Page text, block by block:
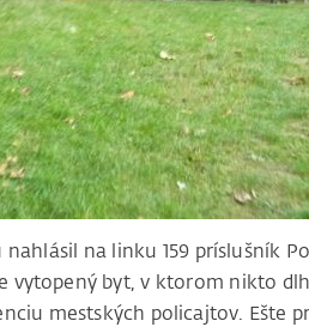
na linku 159 príslušník
vytopený byt, v ktorom nikto
mestských policajtov. Ešte